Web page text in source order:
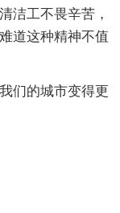
工不畏辛苦，
道这种精神不值
们的城市变得更